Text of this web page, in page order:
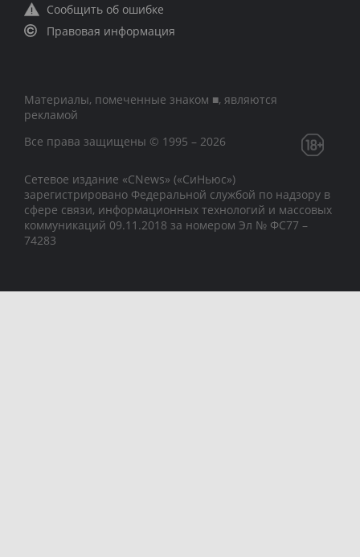
Сообщить об ошибке
Правовая информация
Материалы, помеченные знаком ■, являются
рекламой
Все права защищены © 1995 – 2026
Сетевое издание «CNews» («СиНьюс»)
зарегистрировано Федеральной службой по надзору в
сфере связи, информационных технологий и массовых
коммуникаций 09.11.2018 за номером Эл № ФС77 –
74283